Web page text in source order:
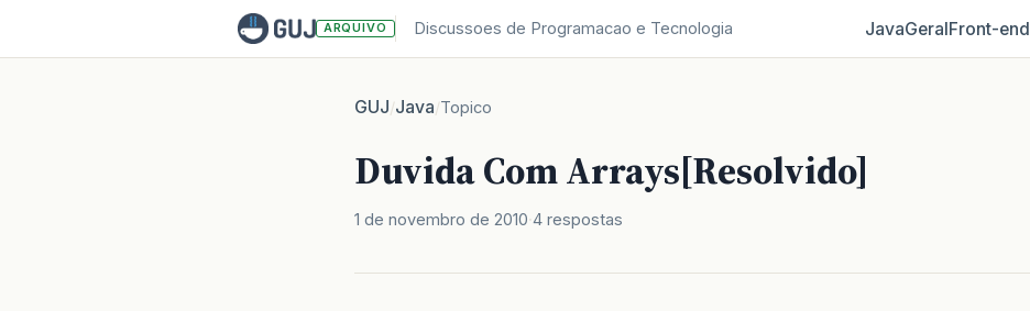
ARQUIVO Discussoes de Programacao e Tecnologia JavaGeralFront‑end
GUJ/Java/Topico
Duvida Com Arrays[Resolvido]
1 de novembro de 2010 4 respostas